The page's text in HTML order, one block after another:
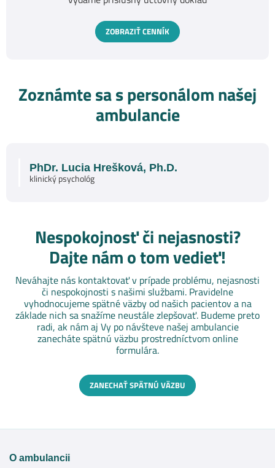
ZOBRAZIŤ CENNÍK
Zoznámte sa s personálom našej
ambulancie
PhDr. Lucia Hrešková, Ph.D.
klinický psychológ
Nespokojnosť či nejasnosti?
Dajte nám o tom vedieť!
Neváhajte nás kontaktovať v prípade problému, nejasnosti
či nespokojnosti s našimi službami. Pravidelne
vyhodnocujeme spätné väzby od našich pacientov a na
základe nich sa snažíme neustále zlepšovať. Budeme preto
radi, ak nám aj Vy po návšteve našej ambulancie
zanecháte spätnú väzbu prostredníctvom online
formulára.
ZANECHAŤ SPÄTNÚ VÄZBU
O ambulancii